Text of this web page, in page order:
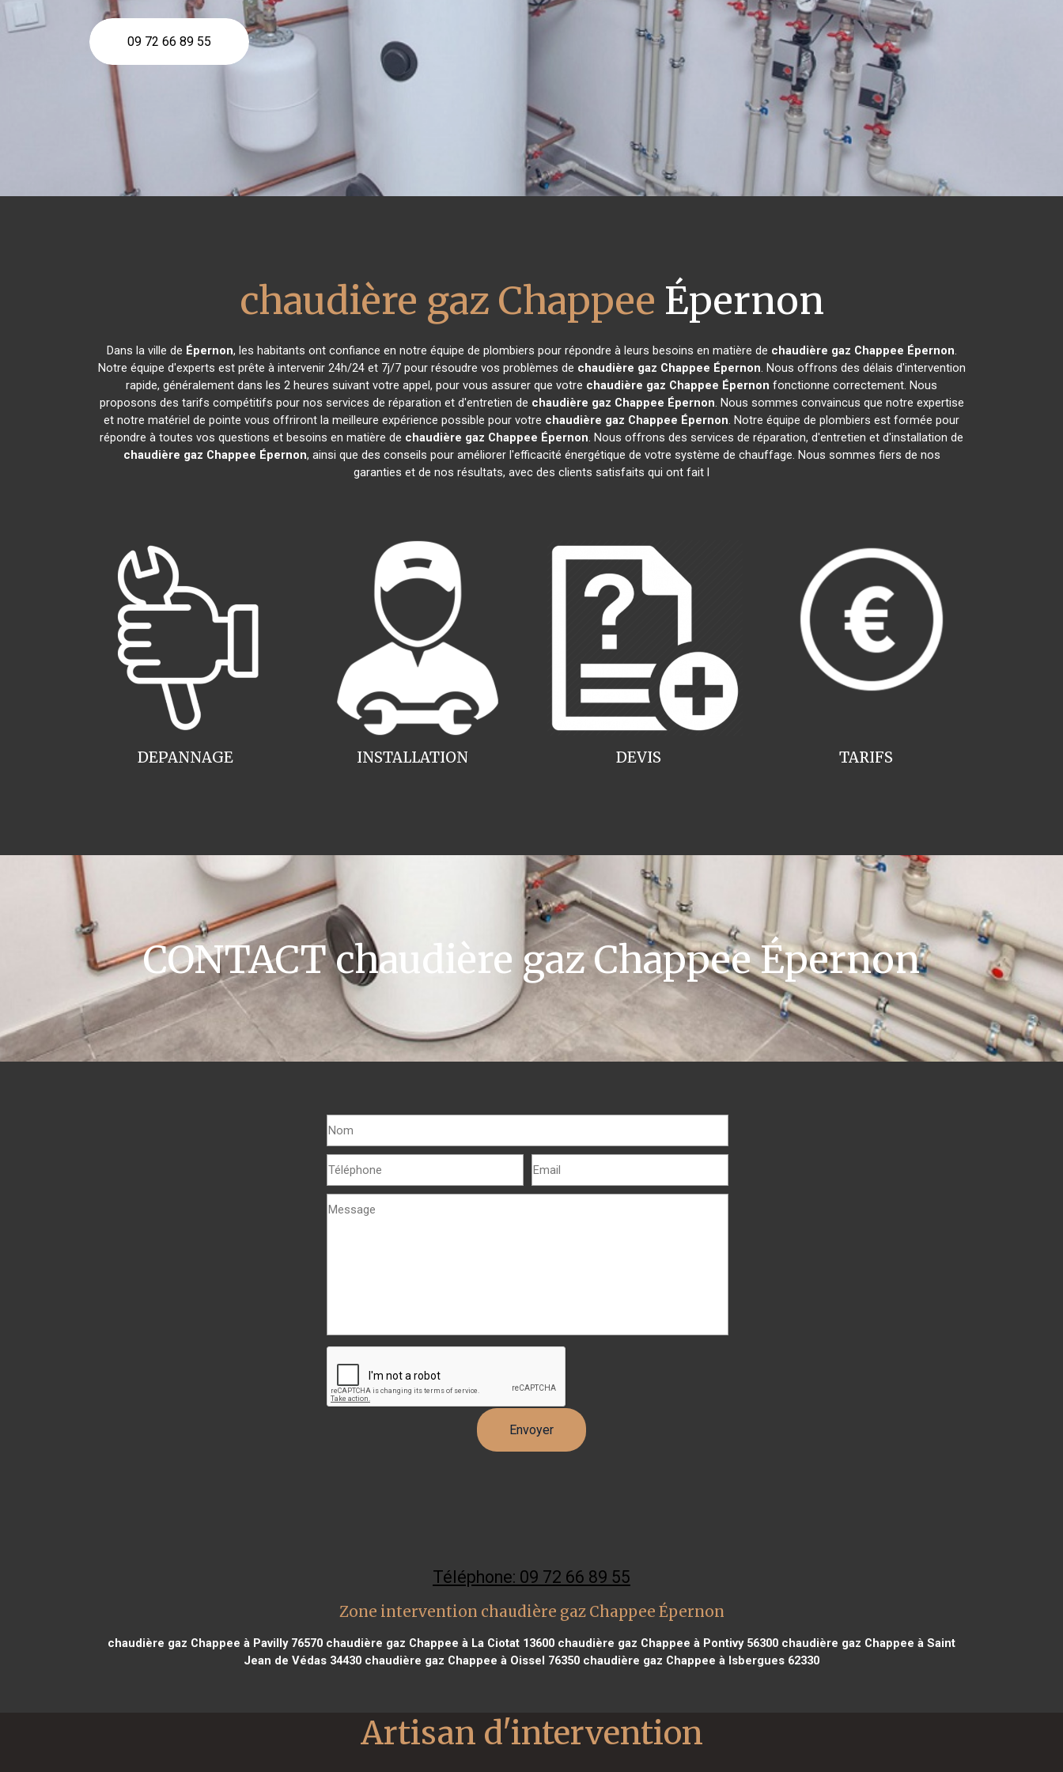
09 72 66 89 55
chaudière gaz Chappee Épernon
Dans la ville de Épernon, les habitants ont confiance en notre équipe de plombiers pour répondre à leurs besoins en matière de chaudière gaz Chappee Épernon.
Notre équipe d'experts est prête à intervenir 24h/24 et 7j/7 pour résoudre vos problèmes de chaudière gaz Chappee Épernon. Nous offrons des délais d'intervention
rapide, généralement dans les 2 heures suivant votre appel, pour vous assurer que votre chaudière gaz Chappee Épernon fonctionne correctement. Nous
proposons des tarifs compétitifs pour nos services de réparation et d'entretien de chaudière gaz Chappee Épernon. Nous sommes convaincus que notre expertise
et notre matériel de pointe vous offriront la meilleure expérience possible pour votre chaudière gaz Chappee Épernon. Notre équipe de plombiers est formée pour
répondre à toutes vos questions et besoins en matière de chaudière gaz Chappee Épernon. Nous offrons des services de réparation, d'entretien et d'installation de
chaudière gaz Chappee Épernon, ainsi que des conseils pour améliorer l'efficacité énergétique de votre système de chauffage. Nous sommes fiers de nos
garanties et de nos résultats, avec des clients satisfaits qui ont fait l
INSTALLATION
DEPANNAGE TARIFS
DEVIS
CONTACT chaudière gaz Chappee Épernon
Téléphone: 09 72 66 89 55
Zone intervention chaudière gaz Chappee Épernon
chaudière gaz Chappee à Pavilly 76570 chaudière gaz Chappee à La Ciotat 13600 chaudière gaz Chappee à Pontivy 56300 chaudière gaz Chappee à Saint
Jean de Védas 34430 chaudière gaz Chappee à Oissel 76350 chaudière gaz Chappee à Isbergues 62330
Artisan d'intervention